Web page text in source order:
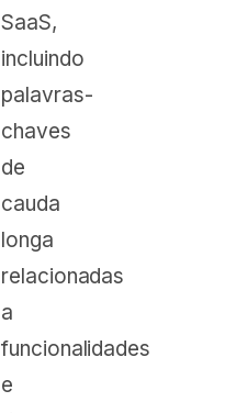
SaaS,
incluindo
palavras-
chaves
de
cauda
longa
relacionadas
a
funcionalidades
e